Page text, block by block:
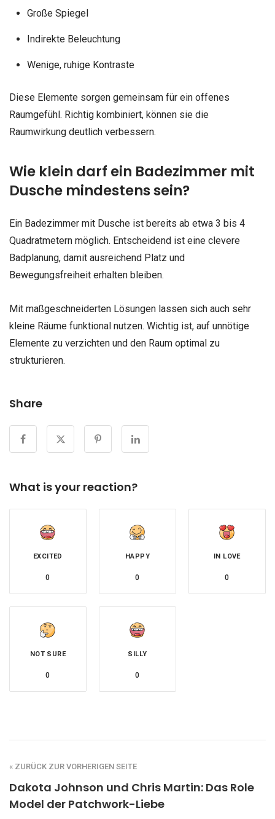
Große Spiegel
Indirekte Beleuchtung
Wenige, ruhige Kontraste
Diese Elemente sorgen gemeinsam für ein offenes
Raumgefühl. Richtig kombiniert, können sie die
Raumwirkung deutlich verbessern.
Wie klein darf ein Badezimmer mit
Dusche mindestens sein?
Ein Badezimmer mit Dusche ist bereits ab etwa 3 bis 4
Quadratmetern möglich. Entscheidend ist eine clevere
Badplanung, damit ausreichend Platz und
Bewegungsfreiheit erhalten bleiben.
Mit maßgeschneiderten Lösungen lassen sich auch sehr
kleine Räume funktional nutzen. Wichtig ist, auf unnötige
Elemente zu verzichten und den Raum optimal zu
strukturieren.
Share
What is your reaction?
EXCITED
0
HAPPY
0
IN LOVE
0
NOT SURE
0
SILLY
0
« ZURÜCK ZUR VORHERIGEN SEITE
Dakota Johnson und Chris Martin: Das Role
Model der Patchwork-Liebe